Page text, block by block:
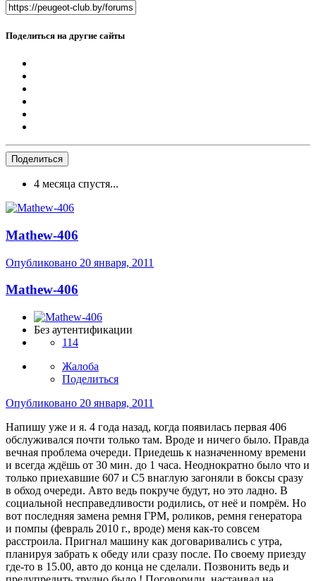
Поделиться на другие сайты
Поделиться
4 месяца спустя...
Mathew-406
Опубликовано 20 января, 2011
Mathew-406
Без аутентификации
114
Жалоба
Поделиться
Опубликовано 20 января, 2011
Напишу уже и я. 4 года назад, когда появилась первая 406
обслуживался почти только там. Вроде и ничего было. Правда
вечная проблема очереди. Приедешь к назначенному времени
и всегда ждёшь от 30 мин. до 1 часа. Неоднократно было что и
только приехавшие 607 и С5 внаглую загоняли в боксы сразу
в обход очереди. Авто ведь покруче будут, но это ладно. В
социальной несправедливости родились, от неё и помрём. Но
вот последняя замена ремня ГРМ, роликов, ремня генератора
и помпы (февраль 2010 г., вроде) меня как-то совсем
расстроила. Пригнал машину как договаривались с утра,
планируя забрать к обеду или сразу после. По своему приезду
где-то в 15.00, авто до конца не сделали. Позвонить ведь и